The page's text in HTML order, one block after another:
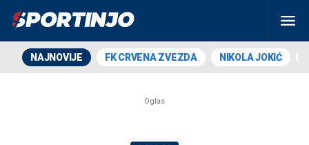
NAJNOVIJE FK CRVENA ZVEZDA NIKOLA JOKIĆ